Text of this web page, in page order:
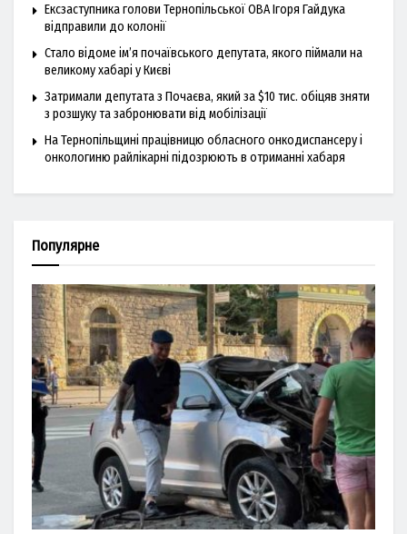
Ексзаступника голови Тернопільської ОВА Ігоря Гайдука
відправили до колонії
Стало відоме ім’я почаївського депутата, якого піймали на
великому хабарі у Києві
Затримали депутата з Почаєва, який за $10 тис. обіцяв зняти
з розшуку та забронювати від мобілізації
На Тернопільщині працівницю обласного онкодиспансеру і
онкологиню райлікарні підозрюють в отриманні хабаря
Популярне